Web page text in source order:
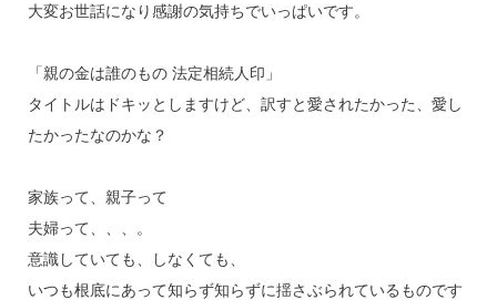
大変お世話になり感謝の気持ちでいっぱいです。
「親の金は誰のもの 法定相続人印」
タイトルはドキッとしますけど、訳すと愛されたかった、愛し
たかったなのかな？
家族って、親子って
夫婦って、、、。
意識していても、しなくても、
いつも根底にあって知らず知らずに揺さぶられているものです